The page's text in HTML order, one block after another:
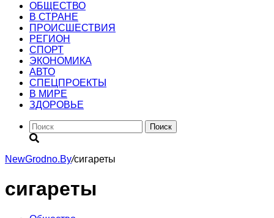
ОБЩЕСТВО
В СТРАНЕ
ПРОИСШЕСТВИЯ
РЕГИОН
CПОРТ
ЭКОНОМИКА
АВТО
СПЕЦПРОЕКТЫ
В МИРЕ
ЗДОРОВЬЕ
Поиск
NewGrodno.By/сигареты
сигареты